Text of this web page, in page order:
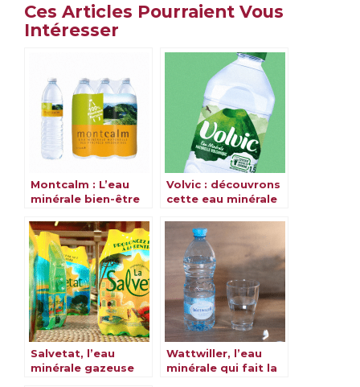
Ces Articles Pourraient Vous
Intéresser
Montcalm : L’eau
minérale bien-être
Volvic : découvrons
cette eau minérale
Salvetat, l’eau
minérale gazeuse
Wattwiller, l’eau
minérale qui fait la